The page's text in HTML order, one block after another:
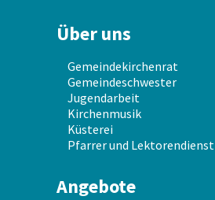
Über uns
Gemeindekirchenrat
Gemeindeschwester
Jugendarbeit
Kirchenmusik
Küsterei
Pfarrer und Lektorendienst
Angebote